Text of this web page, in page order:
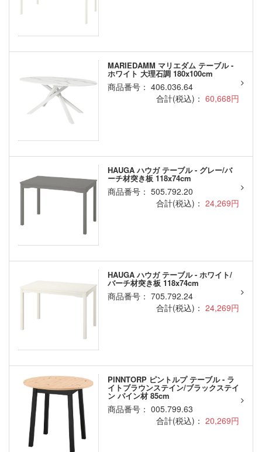
MARIEDAMM マリエダム テーブル -
ホワイト 大理石調 180x100cm
商品番号： 406.036.64
合計(税込)： 60,668円
HAUGA ハウガ テーブル - グレー/バ
ーチ材突き板 118x74cm
商品番号： 505.792.20
合計(税込)： 24,269円
HAUGA ハウガ テーブル - ホワイト/
バーチ材突き板 118x74cm
商品番号： 705.792.24
合計(税込)： 24,269円
PINNTORP ピントルプ テーブル - ラ
イトブラウンステイン/ブラックステイ
ン パイン材 85cm
商品番号： 005.799.63
合計(税込)： 20,269円